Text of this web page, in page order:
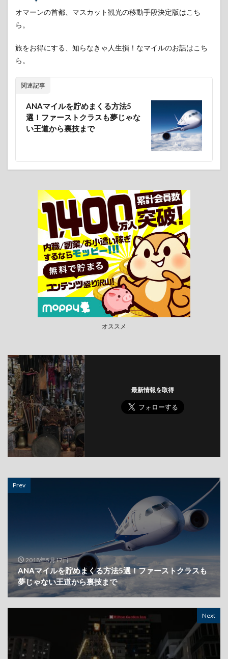
オマーンの首都、マスカット観光の移動手段決定版はこち
ら。
旅をお得にする、知らなきゃ人生損！なマイルのお話はこち
ら。
関連記事
ANAマイルを貯めまくる方法5
選！ファーストクラスも夢じゃな
い王道から裏技まで
オススメ
最新情報を取得
Prev
2018年5月17日
ANAマイルを貯めまくる方法5選！ファーストクラスも
夢じゃない王道から裏技まで
Next